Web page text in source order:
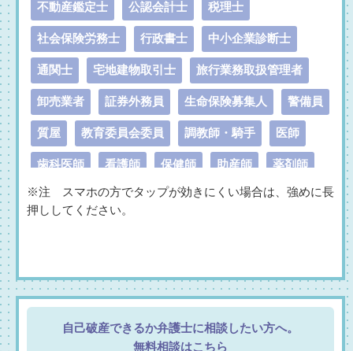
不動産鑑定士 公認会計士 税理士
社会保険労務士 行政書士 中小企業診断士
通関士 宅地建物取引士 旅行業務取扱管理者
卸売業者 証券外務員 生命保険募集人 警備員
質屋 教育委員会委員 調教師・騎手 医師
歯科医師 看護師 保健師 助産師 薬剤師
建築士 公務員 貸金業務取扱主任者
作業療法士 理学療法士
ファイナンシャルプランナー 会社の役員
※注 スマホの方でタップが効きにくい場合は、強めに長
押ししてください。
自己破産できるか弁護士に相談したい方へ。
無料相談はこちら